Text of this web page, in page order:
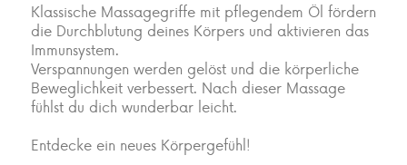
Klassische Massagegriffe mit pflegendem Öl fördern
die Durchblutung deines Körpers und aktivieren das
Immunsystem.
Verspannungen werden gelöst und die körperliche
Beweglichkeit verbessert. Nach dieser Massage
fühlst du dich wunderbar leicht.
Entdecke ein neues Körpergefühl!